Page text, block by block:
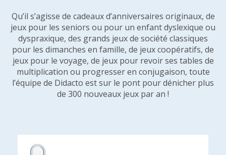
Qu’il s’agisse de cadeaux d’anniversaires originaux, de
jeux pour les seniors ou pour un enfant dyslexique ou
dyspraxique, des grands jeux de société classiques
pour les dimanches en famille, de jeux coopératifs, de
jeux pour le voyage, de jeux pour revoir ses tables de
multiplication ou progresser en conjugaison, toute
l’équipe de Didacto est sur le pont pour dénicher plus
de 300 nouveaux jeux par an !